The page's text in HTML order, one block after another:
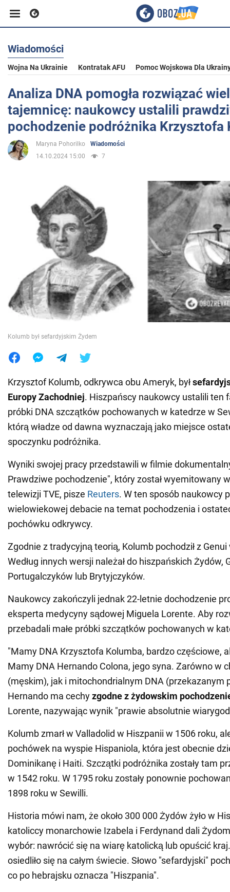
Biznes
Sport
Rozrywka
Życie
Społeczeństwo
Wojna na Ukrainie
Świat
Wiadomości
Wojna Na Ukrainie Kontratak AFU Pomoc Wojskowa Dla
Analiza DNA pomogła rozwiązać
tajemnicę: naukowcy ustalili
pochodzenie podróżnika Krzysztofa
Maryna Pohorilko
Wiadomości
14.10.2024 15:00
7
Kolumb był sefardyjskim Żydem
Krzysztof Kolumb, odkrywca obu Ameryk, był
Europy Zachodniej. Hiszpańscy naukowcy ustalili ten
próbki DNA szczątków pochowanych w katedrze w
którą władze od dawna wyznaczają jako miejsce
spoczynku podróżnika.
Wyniki swojej pracy przedstawili w filmie
Prawdziwe pochodzenie", który został wyemitowany
telewizji TVE, pisze Reuters. W ten sposób naukowcy
wielowiekowej debacie na temat pochodzenia i
pochówku odkrywcy.
Zgodnie z tradycyjną teorią, Kolumb pochodził z Genui
Według innych wersji należał do hiszpańskich Żydów,
Portugalczyków lub Brytyjczyków.
Naukowcy zakończyli jednak 22-letnie dochodzenie
eksperta medycyny sądowej Miguela Lorente. Aby
przebadali małe próbki szczątków pochowanych w
"Mamy DNA Krzysztofa Kolumba, bardzo częściowe,
Mamy DNA Hernando Colona, jego syna. Zarówno w
(męskim), jak i mitochondrialnym DNA (przekazanym
Hernando ma cechyzgodne z żydowskim
Lorente, nazywając wynik "prawie absolutnie
Kolumb zmarł w Valladolid w Hiszpanii w 1506 roku,
pochówek na wyspie Hispaniola, która jest obecnie
Dominikanę i Haiti. Szczątki podróżnika zostały tam
w 1542 roku. W 1795 roku zostały ponownie
1898 roku w Sewilli.
Historia mówi nam, że około 300 000 Żydów żyło w
katoliccy monarchowie Izabela i Ferdynand dali
wybór: nawrócić się na wiarę katolicką lub opuścić
osiedliło się na całym świecie. Słowo "sefardyjski"
co po hebrajsku oznacza "Hiszpania".